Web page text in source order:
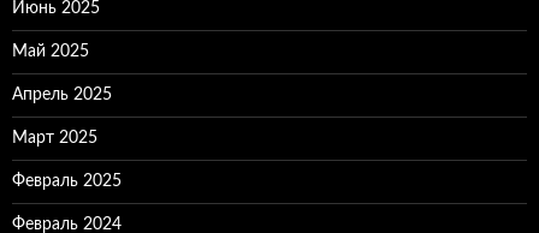
Июнь 2025
Май 2025
Апрель 2025
Март 2025
Февраль 2025
Февраль 2024